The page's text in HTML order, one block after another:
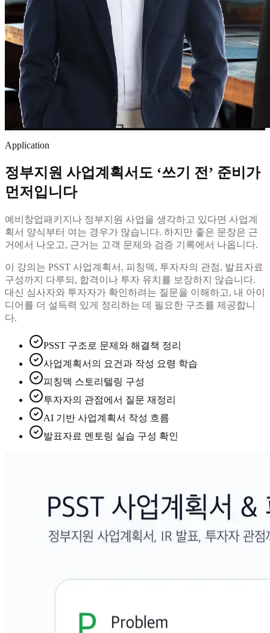
Application
정부지원 사업계획서도 ‘쓰기 전’ 준비가
먼저입니다
예비창업패키지나 정부지원 사업을 생각하고 있다면 사업계
획서 양식부터 여는 경우가 많습니다. 하지만 좋은 문장은 근
거에서 나오고, 근거는 고객 문제와 검증 기록에서 나옵니다.
이 강의는 PSST 사업계획서, 피칭덱, 투자자의 관점, 발표자료
구성까지 다루되, 합격이나 투자 유치를 보장하지 않습니다.
대신 심사자와 투자자가 확인하려는 질문을 이해하고, 내 아이
디어를 더 설득력 있게 정리하는 데 필요한 구조를 제공합니
다.
PSST 구조로 문제와 해결책 정리
사업계획서의 요건과 작성 요령 학습
피칭덱 스토리텔링 구성
투자자의 관점에서 질문 재정리
AI 기반 사업계획서 작성 흐름
발표자료 멘토링 실습 구성 확인